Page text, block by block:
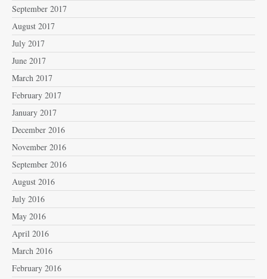
September 2017
August 2017
July 2017
June 2017
March 2017
February 2017
January 2017
December 2016
November 2016
September 2016
August 2016
July 2016
May 2016
April 2016
March 2016
February 2016